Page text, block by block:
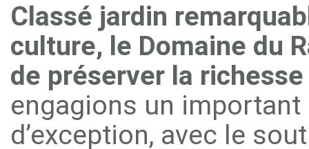
Classé jardin
culture, le Domaine du
de préserver la
engagions un
d’exception, avec le